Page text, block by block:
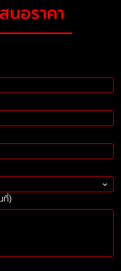
นอราคา
ที่)